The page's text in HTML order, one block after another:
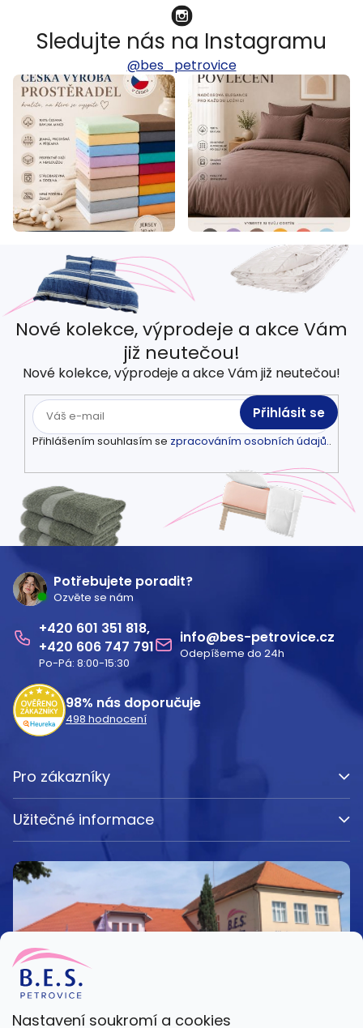
Nastavení soukromí a cookies
Sledujte nás na Instagramu
@bes_petrovice
Nové kolekce, výprodeje a akce Vám
již neutečou!
Nové kolekce, výprodeje a akce Vám již neutečou!
Přihlášením souhlasím se zpracováním osobních údajů..
Přihlásit se
Potřebujete poradit?
Ozvěte se nám
601 351 818
606 747 791
Po-Pá: 8:00-15:30
info@bes-petrovice.cz
Odepíšeme do 24h
98% nás doporučuje
498 hodnocení
Pro zákazníky
Užitečné informace
Kamenná prodejna